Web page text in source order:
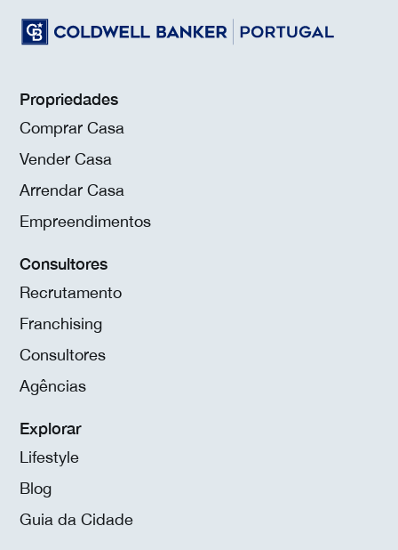
Propriedades
Comprar Casa
Vender Casa
Arrendar Casa
Empreendimentos
Consultores
Recrutamento
Franchising
Consultores
Agências
Explorar
Lifestyle
Blog
Guia da Cidade